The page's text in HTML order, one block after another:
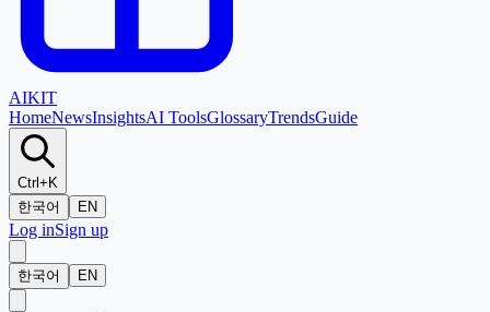
AIKIT
HomeNewsInsightsAI ToolsGlossaryTrendsGuide
Ctrl+K
한국어
EN
Log inSign up
한국어 EN